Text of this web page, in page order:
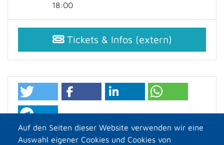
Auf den Seiten dieser Website verwenden wir eine
Auswahl eigener Cookies und Cookies von
18:00
Tickets & Infos (extern)